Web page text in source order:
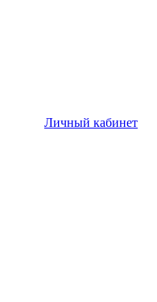
Личный кабинет